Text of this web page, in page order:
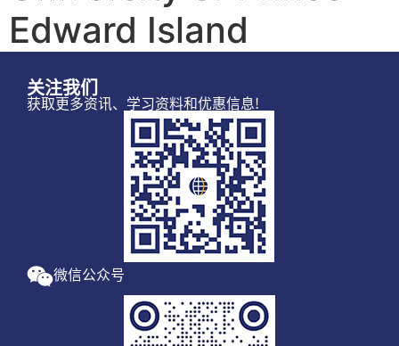
Edward Island
关注我们
获取更多资讯、学习资料和优惠信息!
微信公众号